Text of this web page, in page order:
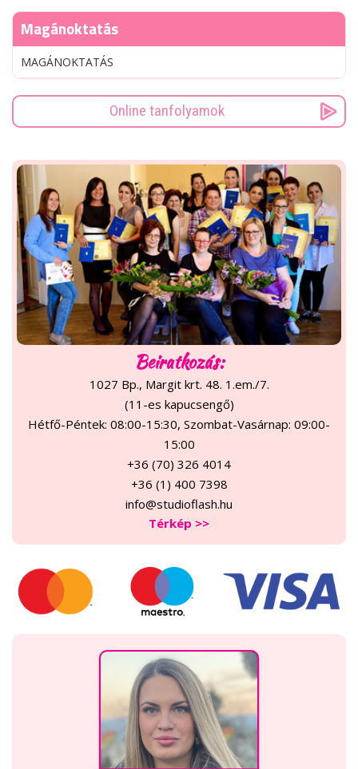
Magánoktatás
MAGÁNOKTATÁS
Online tanfolyamok
Beiratkozás:
1027 Bp., Margit krt. 48. 1.em./7.
(11-es kapucsengő)
Hétfő-Péntek: 08:00-15:30, Szombat-Vasárnap: 09:00-
15:00
+36 (70) 326 4014
+36 (1) 400 7398
info@studioflash.hu
Térkép >>